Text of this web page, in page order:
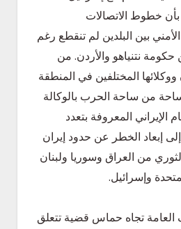
بأن خطوط الاتصالات
بين البلدين لم تنقطع رغم
حكومة نتنياهو والأردن. من
المختلفين في المنطقة
من ساحة الحرب بالوكالة
الإيراني المعروفة بتعدد
إبعاد الخطر عن حدود إيران
من العراق وسوريا ولبنان
وإسرائيل.
العامة تجاه حماس قضية تتعلق